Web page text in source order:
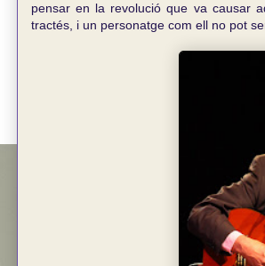
pensar en la revolució que va causar
tractés, i un personatge com ell no pot